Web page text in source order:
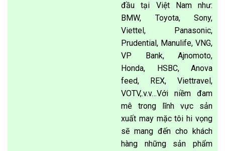
đầu tại Việt Nam như:
BMW, Toyota, Sony,
Viettel, Panasonic,
Prudential, Manulife, VNG,
VP Bank, Ajnomoto,
Honda, HSBC, Anova
feed, REX, Viettravel,
VOTV,.v.v…Với niềm đam
mê trong lĩnh vực sản
xuất may mặc tôi hi vọng
sẽ mang đến cho khách
hàng những sản phẩm